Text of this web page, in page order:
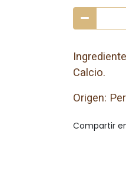
Calcio.
Origen:
Compartir